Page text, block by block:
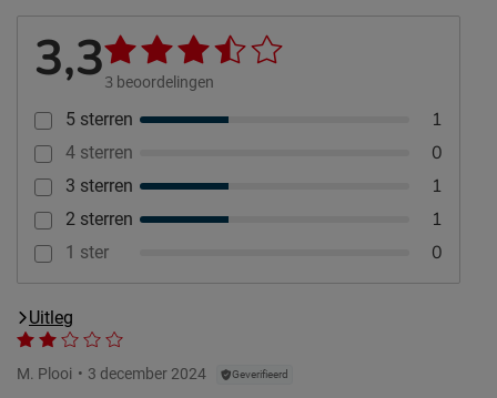
3,33 beoordelingen
5 sterren 1
4 sterren 0
3 sterren 1
2 sterren 1
1 ster 0
Uitleg
M. Plooi 3 december 2024 Geverifieerd